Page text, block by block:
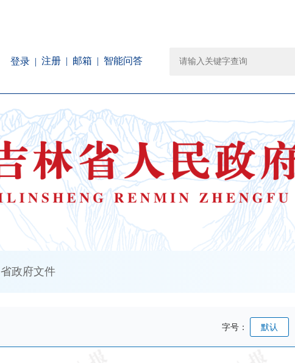
登录 注册 邮箱 智能问答
省政府文件
字号： 默认